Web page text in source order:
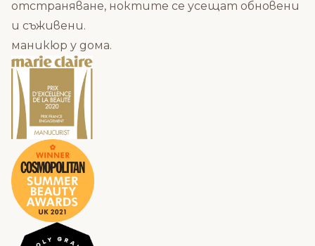
отстраняване, ноктите се усещат обновени
и съживени.
маникюр у дома.